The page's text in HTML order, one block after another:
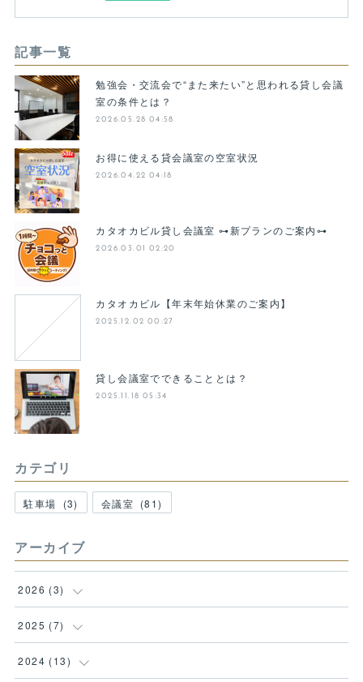
記事一覧
勉強会・交流会で“また来たい”と思われる貸し会議
室の条件とは？
2026.05.28 04:58
お得に使える貸会議室の空室状況
2026.04.22 04:18
カタオカビル貸し会議室 ⊶新プランのご案内⊶
2026.03.01 02:20
カタオカビル【年末年始休業のご案内】
2025.12.02 00:27
貸し会議室でできることとは？
2025.11.18 05:34
カテゴリ
駐車場 (3) 会議室 (81)
アーカイブ
2026 (3)
(1
(1)
2025 (7)
(1)
2024 (13)